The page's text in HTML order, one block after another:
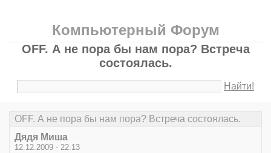
Компьютерный Форум
OFF. А не пора бы нам пора? Встреча
состоялась.
Найти!
OFF. А не пора бы нам пора? Встреча состоялась.
Дядя Миша
12.12.2009 - 22:13